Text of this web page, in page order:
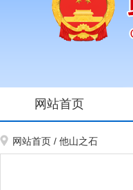
网站首页
网站首页 / 他山之石